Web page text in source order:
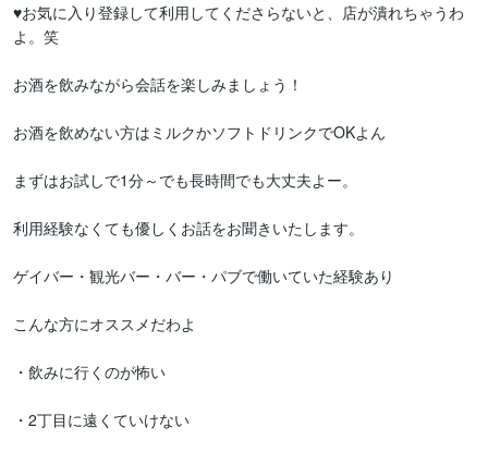
♥お気に入り登録して利用してくださらないと、店が潰れちゃうわ
よ。笑
お酒を飲みながら会話を楽しみましょう！
お酒を飲めない方はミルクかソフトドリンクでOKよん
まずはお試しで1分～でも長時間でも大丈夫よー。
利用経験なくても優しくお話をお聞きいたします。
ゲイバー・観光バー・バー・パブで働いていた経験あり
こんな方にオススメだわよ
・飲みに行くのが怖い
・2丁目に遠くていけない